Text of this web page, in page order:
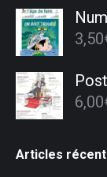
3,50
6,00
Articles